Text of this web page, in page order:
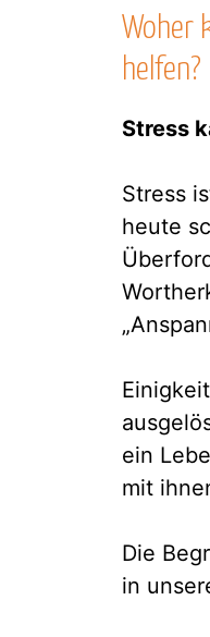
Woher
helfen?
Stress
Stress
heute
ein
mit
Die
in